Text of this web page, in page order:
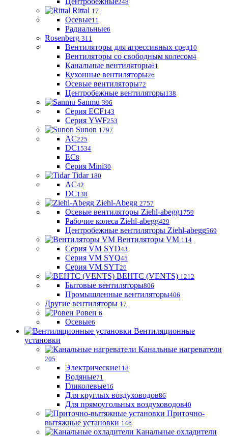
248
Rittal 17
Осевые11
Радиальные6
Rosenberg 311
Вентиляторы для агрессивных сред10
Вентиляторы со свободным колесом4
Канальные вентиляторы61
Кухонные вентиляторы26
Осевые вентиляторы72
Центробежные вентиляторы138
Sanmu 396
Серия ECF143
Серия YWF253
Sunon 1797
AC225
DC1534
EC8
Серия Mini30
Tidar 180
AC42
DC138
Ziehl-Abegg 2757
Осевые вентиляторы Ziehl-abegg1759
Рабочие колеса Ziehl-abegg429
Центробежные вентиляторы Ziehl-abegg569
Вентиляторы VM 114
Серия VM SYD43
Серия VM SYQ45
Серия VM SYT26
ВЕНТС (VENTS) 1212
Бытовые вентиляторы806
Промышленные вентиляторы406
Другие вентиляторы 17
Ровен 6
Осевые6
Вентиляционные
установки
Канальные нагреватели
205
Электрические118
Водяные71
Гликолевые16
Для круглых воздуховодов86
Для прямоугольных воздуховодов40
Приточно-
вытяжные установки 146
Канальные охладители